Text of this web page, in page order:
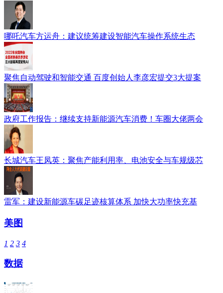
哪吒汽车方运舟：建议统筹建设智能汽车操作系统生态
聚焦自动驾驶和智能交通 百度创始人李彦宏提交3大提案
政府工作报告：继续支持新能源汽车消费！车圈大佬两会
长城汽车王凤英：聚焦产能利用率、电池安全与车规级芯
雷军：建设新能源车碳足迹核算体系 加快大功率快充基
美图
1 2 3 4
数据